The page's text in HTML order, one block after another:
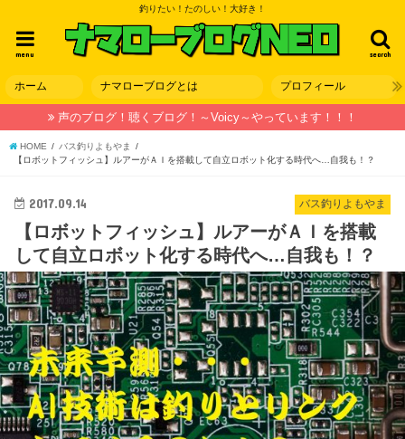
釣りたい！たのしい！大好き！
search
menu
ホーム ナマローブログとは プロフィール
声のブログ！聴くブログ！～Voicy～やっています！！！
HOME
バス釣りよもやま
【ロボットフィッシュ】ルアーがＡＩを搭載して自立ロボット化する時代へ…自我も！？
バス釣りよもやま
2017.09.14
【ロボットフィッシュ】ルアーがＡＩを搭載
して自立ロボット化する時代へ…自我も！？